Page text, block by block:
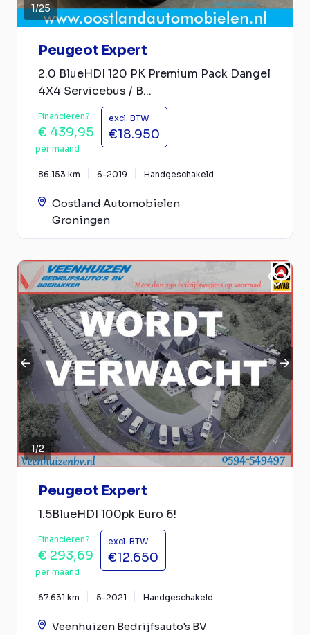
1/25
Peugeot Expert
2.0 BlueHDI 120 PK Premium Pack Dangel
4X4 Servicebus / B...
Financieren?
€ 439,95
per maand
excl. BTW
€18.950
86.153 km 6-2019 Handgeschakeld
Oostland Automobielen
Groningen
1/2
Peugeot Expert
1.5BlueHDI 100pk Euro 6!
Financieren?
€ 293,69
per maand
excl. BTW
€12.650
67.631 km 5-2021 Handgeschakeld
Veenhuizen Bedrijfsauto's BV